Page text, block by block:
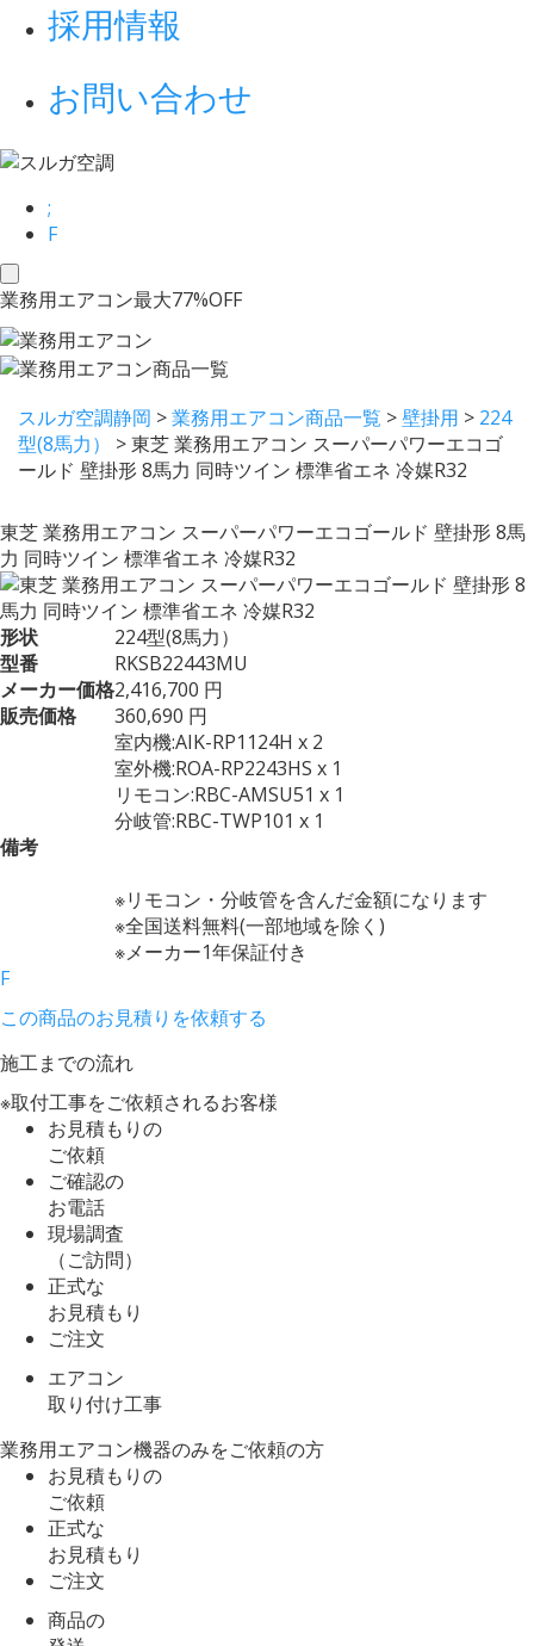
採用情報
お問い合わせ
;
F
toggle
navigation
業務用エアコン最大77%OFF
スルガ空調静岡 >業務用エアコン商品一覧 >壁掛用 > 224
型(8馬力）
>東芝 業務用エアコン スーパーパワーエコゴ
ールド 壁掛形 8馬力 同時ツイン 標準省エネ 冷媒R32
東芝 業務用エアコン スーパーパワーエコゴールド 壁掛形 8馬
力 同時ツイン 標準省エネ 冷媒R32
形状
224型(8馬力）
型番
RKSB22443MU
メーカー価格2,416,700 円
販売価格
360,690 円
備考
室内機:AIK-RP1124H x 2
室外機:ROA-RP2243HS x 1
リモコン:RBC-AMSU51 x 1
分岐管:RBC-TWP101 x 1
※リモコン・分岐管を含んだ金額になります
※全国送料無料(一部地域を除く)
※メーカー1年保証付き
F
この商品のお見積りを依頼する
施工までの流れ
※取付工事をご依頼されるお客様
お見積もりの
ご依頼
ご確認の
お電話
現場調査
（ご訪問）
正式な
お見積もり
ご注文
エアコン
取り付け工事
業務用エアコン機器のみをご依頼の方
お見積もりの
ご依頼
正式な
お見積もり
ご注文
商品の